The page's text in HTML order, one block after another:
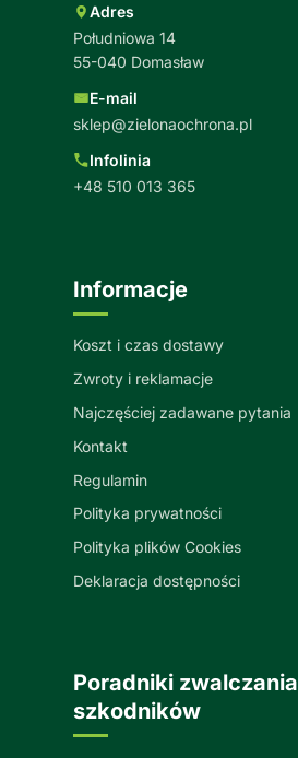
Adres
Południowa 14
55-040 Domasław
E-mail
sklep@zielonaochrona.pl
Infolinia
+48 510 013 365
Informacje
Koszt i czas dostawy
Zwroty i reklamacje
Najczęściej zadawane pytania
Kontakt
Regulamin
Polityka prywatności
Polityka plików Cookies
Deklaracja dostępności
Poradniki zwalczania
szkodników